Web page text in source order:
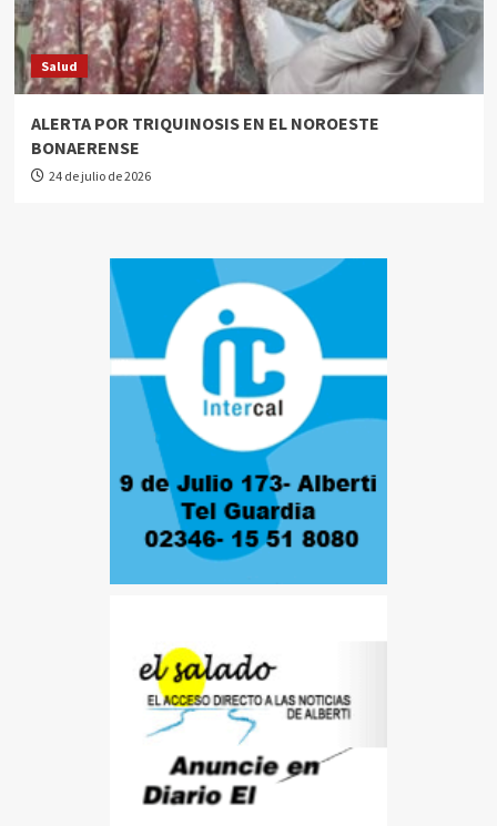
Salud
ALERTA POR TRIQUINOSIS EN EL NOROESTE
BONAERENSE
24 de julio de 2026